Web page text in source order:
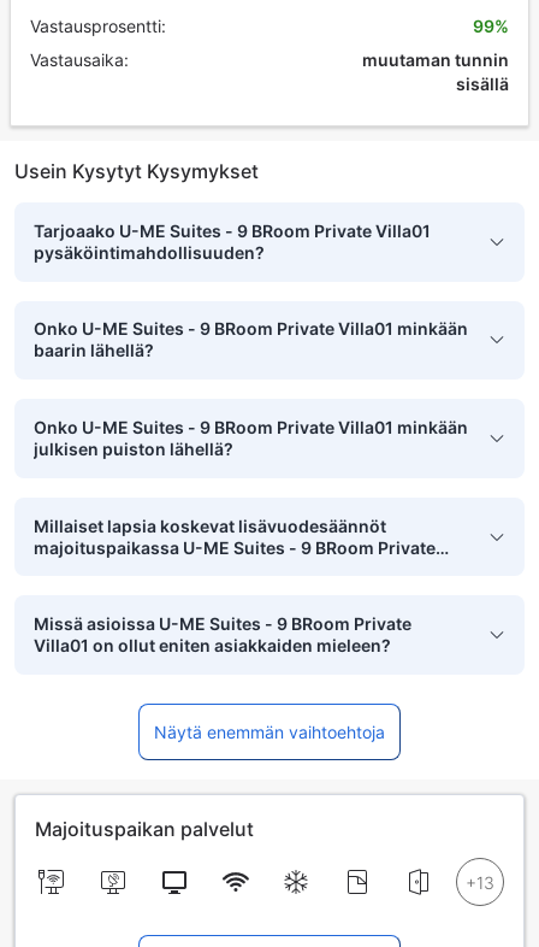
Vastausprosentti:
Vastausaika:
99%
muutaman tunnin
sisällä
Usein Kysytyt Kysymykset
Tarjoaako U-ME Suites - 9 BRoom Private Villa01
pysäköintimahdollisuuden?
Onko U-ME Suites - 9 BRoom Private Villa01 minkään
baarin lähellä?
Onko U-ME Suites - 9 BRoom Private Villa01 minkään
julkisen puiston lähellä?
Millaiset lapsia koskevat lisävuodesäännöt
majoituspaikassa U-ME Suites - 9 BRoom Private
Missä asioissa U-ME Suites - 9 BRoom Private
Villa01 on ollut eniten asiakkaiden mieleen?
Näytä enemmän vaihtoehtoja
Majoituspaikan palvelut